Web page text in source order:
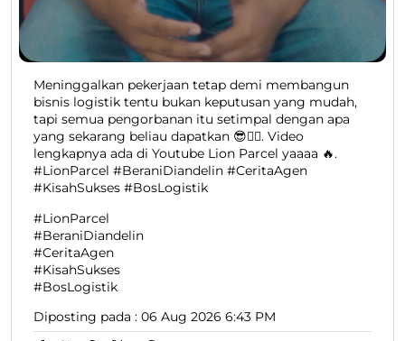
Meninggalkan pekerjaan tetap demi membangun
bisnis logistik tentu bukan keputusan yang mudah,
tapi semua pengorbanan itu setimpal dengan apa
yang sekarang beliau dapatkan 😎👍🏻. Video
lengkapnya ada di Youtube Lion Parcel yaaaa 🔥.
#LionParcel #BeraniDiandelin #CeritaAgen
#KisahSukses #BosLogistik
#LionParcel
#BeraniDiandelin
#CeritaAgen
#KisahSukses
#BosLogistik
Diposting pada : 06 Aug 2026 6:43 PM